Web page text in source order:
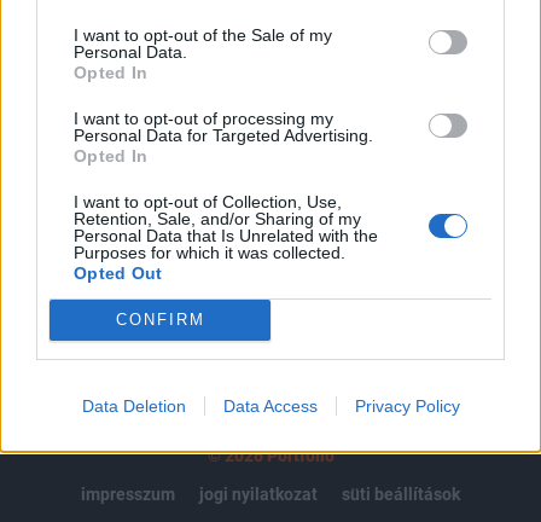
I want to opt-out of the Sale of my
Personal Data.
Opted In
I want to opt-out of processing my
Personal Data for Targeted Advertising.
Opted In
I want to opt-out of Collection, Use,
Retention, Sale, and/or Sharing of my
Personal Data that Is Unrelated with the
Purposes for which it was collected.
Opted Out
CONFIRM
Data Deletion Data Access Privacy Policy
Az előfizetés a következőket tartalmazza:
Portfolio.hu teljes cikkarchívum
Kötéslisták: BÉT elmúlt 2 év napon belüli
kötéslistái
MÁR ELŐFIZETŐNK VAGY? BEJELENTKEZÉS
© 2026 Portfolio
impresszum
jogi nyilatkozat süti beállítások